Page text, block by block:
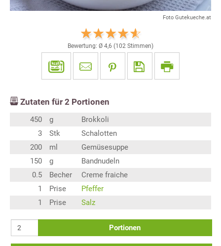
Foto Gutekueche.at
Bewertung: Ø 4,6 (102 Stimmen)
Zutaten für 2 Portionen
450 g
Brokkoli
3
Stk
Schalotten
200
ml
Gemüsesuppe
150
g
Bandnudeln
0.5
Becher
Creme fraiche
1
Prise
Pfeffer
1
Prise Salz
Portionen